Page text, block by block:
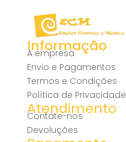
Informação
A empresa
Envio e Pagamentos
Termos e Condições
Política de Privacidade
Atendimento
Contate-nos
Devoluções